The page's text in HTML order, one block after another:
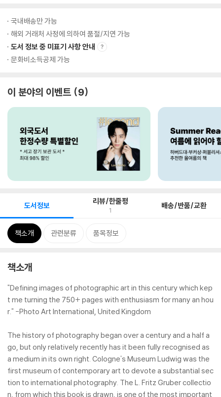
국내배송만 가능
해외 거래처 사정에 의하여 품절/지연 가능
도서 정보 중 미표기 사항 안내
문화비소득공제 가능
이 분야의 이벤트 9
도서정보 리뷰/한줄평
1 배송/반품/교환
책소개 관련분류 품목정보
책소개
"Defining images of photographic art in this century which kep
t me turning the 750+ pages with enthusiasm for many an hou
r." -Photo Art International, United Kingdom
The history of photography began over a century and a half a
go, but only relatively recently has it been fully recognised as
a medium in its own right. Cologne's Museum Ludwig was the
first museum of contemporary art to devote a substantial sec
tion to international photography. The L. Fritz Gruber collectio
n, from which this book is drawn, is one of the most important